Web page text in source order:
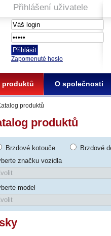
produktů
produktů
Brzdové kotouče
Brzdové
značku vozidla
model
produktů O společnosti
Přihlášení uživatele
Zapomenuté heslo